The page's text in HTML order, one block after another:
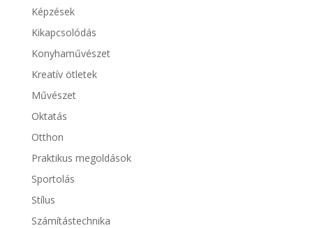
Képzések
Kikapcsolódás
Konyhaművészet
Kreatív ötletek
Művészet
Oktatás
Otthon
Praktikus megoldások
Sportolás
Stílus
Számítástechnika